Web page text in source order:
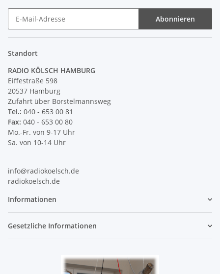
Abonnieren
Standort
RADIO KÖLSCH HAMBURG
Eiffestraße 598
20537 Hamburg
Zufahrt über Borstelmannsweg
Tel.: 040 - 653 00 81
Fax: 040 - 653 00 80
Mo.-Fr. von 9-17 Uhr
Sa. von 10-14 Uhr
info@radiokoelsch.de
radiokoelsch.de
Informationen
Gesetzliche Informationen